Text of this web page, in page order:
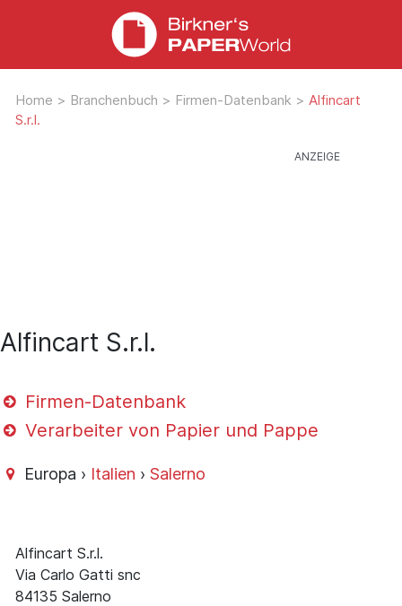
Home > Branchenbuch > Firmen-Datenbank > Alfincart
S.r.l.
Alfincart S.r.l.
Firmen-Datenbank
Verarbeiter von Papier und Pappe
Europa › Italien ›Salerno
Alfincart S.r.l.
Via Carlo Gatti snc
84135 Salerno